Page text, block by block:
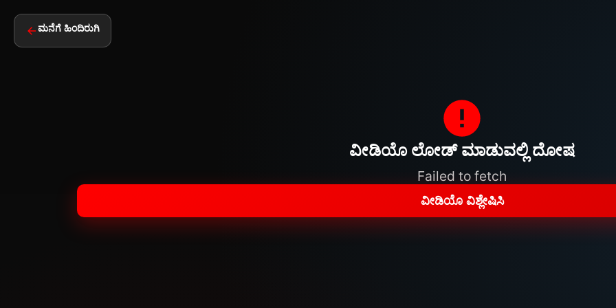
ಮನೆಗೆ ಹಿಂದಿರುಗಿ
ವೀಡಿಯೊ ಲೋಡ್ ಮಾಡುವಲ್ಲಿ ದೋಷ
Failed to fetch
ವೀಡಿಯೊ ವಿಶ್ಲೇಷಿಸಿ